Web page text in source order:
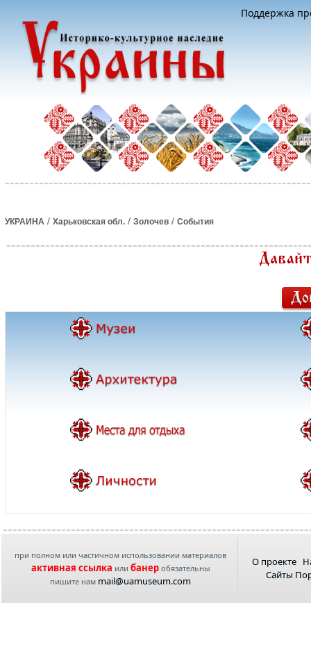
Поддержка
УКРАИНА / Харьковская обл. / Золочев / События
при полном или частичном использовании материалов
активная ссылка или банеробязательны
пишите нам mail@uamuseum.com
О проекте
Сайты